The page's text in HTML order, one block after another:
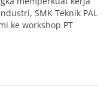
SMK Teknik PAL
ke workshop PT